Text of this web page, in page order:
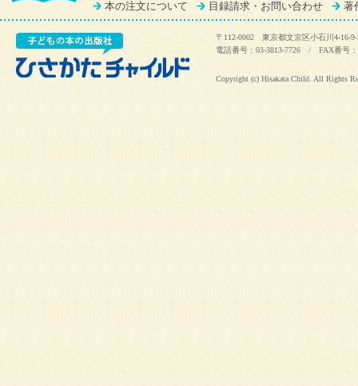
本の注文について
目録請求・お問い合わせ 著
〒112-0002 東京都文京区小石川4-16-9-
電話番号：03-3813-7726 / FAX番号：
Copyright (c) Hisakata Child. All Rights